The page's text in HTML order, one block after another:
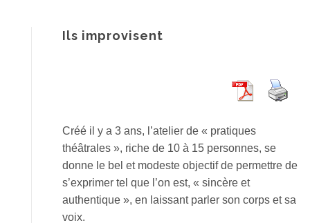
Ils improvisent
Créé il y a 3 ans, l’atelier de « pratiques
théâtrales », riche de 10 à 15 personnes, se
donne le bel et modeste objectif de permettre de
s’exprimer tel que l’on est, « sincère et
authentique », en laissant parler son corps et sa
voix.